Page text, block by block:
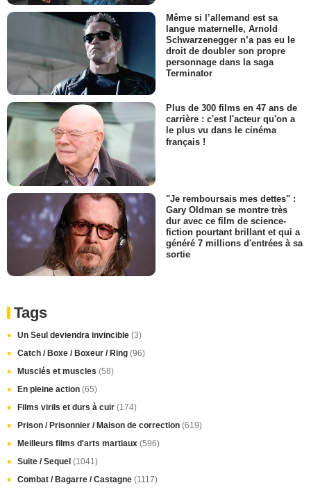
Même si l’allemand est sa
langue maternelle, Arnold
Schwarzenegger n’a pas eu le
droit de doubler son propre
personnage dans la saga
Terminator
Plus de 300 films en 47 ans de
carrière : c'est l'acteur qu'on a
le plus vu dans le cinéma
français !
"Je remboursais mes dettes" :
Gary Oldman se montre très
dur avec ce film de science-
fiction pourtant brillant et qui a
généré 7 millions d'entrées à sa
sortie
Tags
Un Seul deviendra invincible (3)
Catch / Boxe / Boxeur / Ring (96)
Musclés et muscles (58)
En pleine action (65)
Films virils et durs à cuir (174)
Prison / Prisonnier / Maison de correction (619)
Meilleurs films d'arts martiaux (596)
Suite / Sequel (1041)
Combat / Bagarre / Castagne (1117)